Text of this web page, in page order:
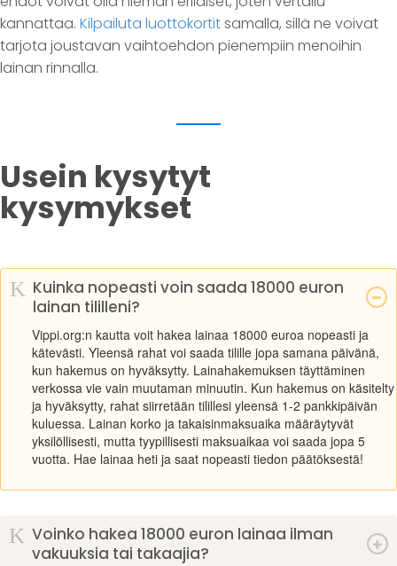
kannattaa. Kilpailuta luottokortitsamalla, sillä ne voivat
tarjota joustavan vaihtoehdon pienempiin menoihin
lainan rinnalla.
Usein kysytyt
kysymykset
K Kuinka nopeasti voin saada 18000 euron
lainan tililleni?
Vippi.org:n kautta voit hakea lainaa 18000 euroa nopeasti ja
kätevästi. Yleensä rahat voi saada tilille jopa samana päivänä,
kun hakemus on hyväksytty. Lainahakemuksen täyttäminen
verkossa vie vain muutaman minuutin. Kun hakemus on käsitelty
ja hyväksytty, rahat siirretään tilillesi yleensä 1-2 pankkipäivän
kuluessa. Lainan korko ja takaisinmaksuaika määräytyvät
yksilöllisesti, mutta tyypillisesti maksuaikaa voi saada jopa 5
vuotta. Hae lainaa heti ja saat nopeasti tiedon päätöksestä!
K Voinko hakea 18000 euron lainaa ilman
vakuuksia tai takaajia?